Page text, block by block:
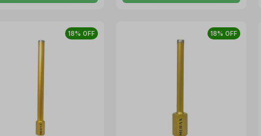
18% OFF 18% OFF